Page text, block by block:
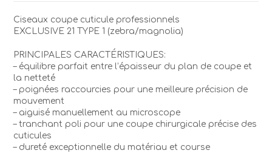
SX-
21/1
Ciseaux coupe cuticule professionnels
EXCLUSIVE 21 TYPE 1 (zebra/magnolia)
PRINCIPALES CARACTÉRISTIQUES:
– équilibre parfait entre l’épaisseur du plan de coupe et
la netteté
– poignées raccourcies pour une meilleure précision de
mouvement
– aiguisé manuellement au microscope
– tranchant poli pour une coupe chirurgicale précise des
cuticules
– dureté exceptionnelle du matériau et course